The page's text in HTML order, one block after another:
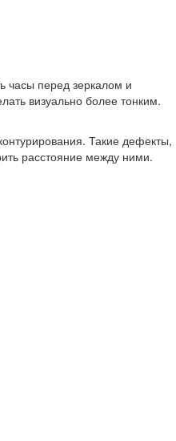
часы перед зеркалом и
визуально более тонким.
Такие дефекты,
расстояние между ними.